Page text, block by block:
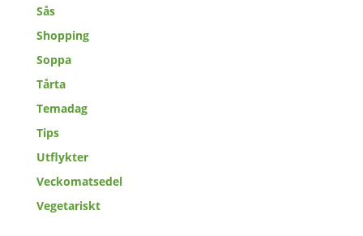
Sås
Shopping
Soppa
Tårta
Temadag
Tips
Utflykter
Veckomatsedel
Vegetariskt